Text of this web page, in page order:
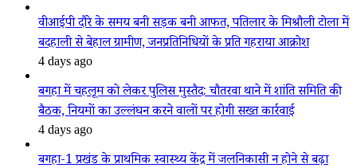
वीआईपी दौरे के समय बनी सड़क बनी आफत, पतिलार के मिश्रौली टोला में
बदहाली से बेहाल ग्रामीण, जनप्रतिनिधियों के प्रति गहराया आक्रोश
4 days ago
बगहा में चहलूम को लेकर पुलिस मुस्तैद: चौतरवा थाने में शांति समिति की
बैठक, नियमों का उल्लंघन करने वालों पर होगी सख्त कार्रवाई
4 days ago
बगहा-1 प्रखंड के प्राथमिक स्वास्थ्य केंद्र में जलनिकासी न होने से बढ़ा